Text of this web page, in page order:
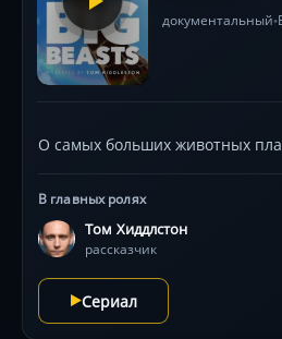
документальный•
О самых больших животных
В главных ролях
Том Хиддлстон
рассказчик
Сериал